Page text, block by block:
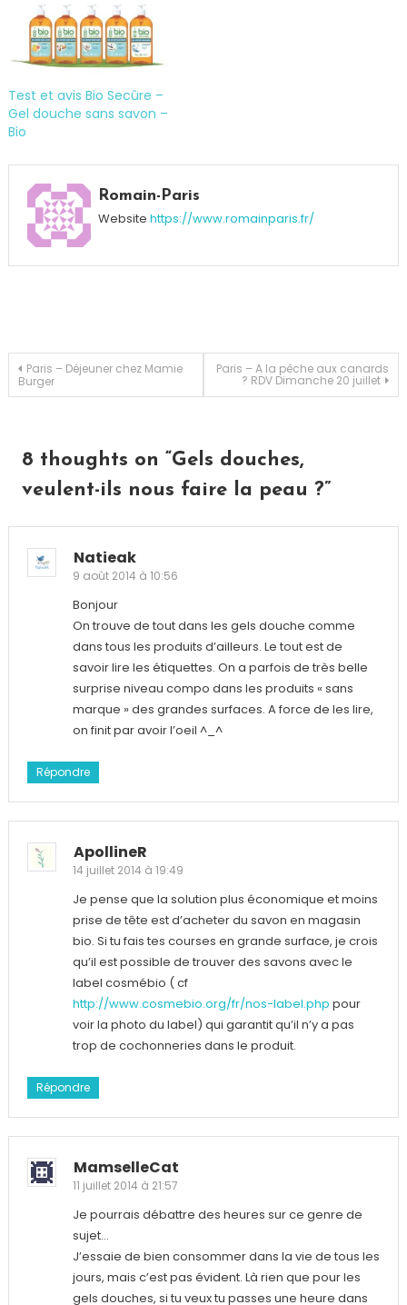
Test et avis Bio Secûre –
Gel douche sans savon –
Bio
bio
Douche,
Romain-Paris
Website https://www.romainparis.fr/
Navigation
l’article
Paris – Déjeuner chez Mamie
Burger
Paris – A la pêche aux canards
? RDV Dimanche 20 juillet
8 thoughts on “Gels douches,
veulent-ils nous faire la peau ?”
Natieak
9 août 2014 à 10:56
Bonjour
On trouve de tout dans les gels douche comme
dans tous les produits d’ailleurs. Le tout est de
savoir lire les étiquettes. On a parfois de très belle
surprise niveau compo dans les produits « sans
marque » des grandes surfaces. A force de les lire,
on finit par avoir l’oeil ^_^
Répondre
ApollineR
14 juillet 2014 à 19:49
Je pense que la solution plus économique et moins
prise de tête est d’acheter du savon en magasin
bio. Si tu fais tes courses en grande surface, je crois
qu’il est possible de trouver des savons avec le
label cosmébio ( cf
http://www.cosmebio.org/fr/nos-label.php pour
voir la photo du label) qui garantit qu’il n’y a pas
trop de cochonneries dans le produit.
Répondre
MamselleCat
11 juillet 2014 à 21:57
Je pourrais débattre des heures sur ce genre de
sujet…
J’essaie de bien consommer dans la vie de tous les
jours, mais c’est pas évident. Là rien que pour les
gels douches, si tu veux tu passes une heure dans